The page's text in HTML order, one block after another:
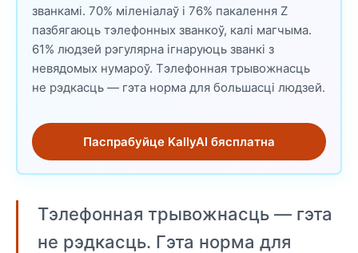
званкамі. 70% міленіалаў і 76% пакалення Z
пазбягаюць тэлефонных званкоў, калі магчыма.
61% людзей рэгулярна ігнаруюць званкі з
невядомых нумароў. Тэлефонная трывожнасць
не рэдкасць — гэта норма для большасці людзей.
Паспрабуйце KallyAI бясплатна
Тэлефонная трывожнасць — гэта
не рэдкасць. Гэта норма для